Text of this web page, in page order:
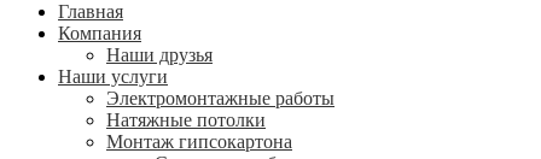
Главная
Компания
Наши друзья
Наши услуги
Электромонтажные работы
Натяжные потолки
Монтаж гипсокартона